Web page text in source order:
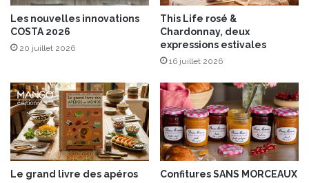
Les nouvelles innovations
COSTA 2026
20 juillet 2026
This Life rosé &
Chardonnay, deux
expressions estivales
16 juillet 2026
Le grand livre des apéros
Confitures SANS MORCEAUX